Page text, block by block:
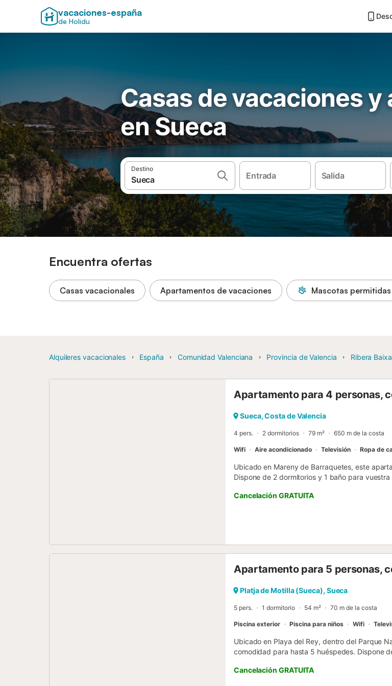
vacaciones-españa
de Holidu
Casas de vacaciones
en Sueca
Destino
Entrada Salida
Encuentra ofertas
Casas vacacionales Apartamentos de vacaciones Mascotas permitidas
Alquileres vacacionales España Comunidad Valenciana Provincia de Valencia Ribera
Apartamento para 4 personas,
Sueca, Costa de Valencia
4 pers. 2 dormitorios 79 m² 650 m de la costa
Wifi Aire acondicionado Televisión Ropa de
Ubicado en Mareny de Barraquetes, este
Dispone de 2 dormitorios y 1 baño para
confortable. Salid al balcón privado, perfecto
acceso a una terraza compartida al aire libre
Podéis aparcar en la calle fácilmente. Tened
Cancelación GRATUITA
Apartamento para 5 personas,
Platja de Motilla (Sueca), Sueca
5 pers. 1 dormitorio 54 m² 70 m de la costa
Piscina exterior Piscina para niños Wifi
Ubicado en Playa del Rey, dentro del Parque
comodidad para hasta 5 huéspedes. Dispone
normal de 90, un sofá cama doble de 160 y 1
entretenimiento. En el exterior, podréis
Cancelación GRATUITA